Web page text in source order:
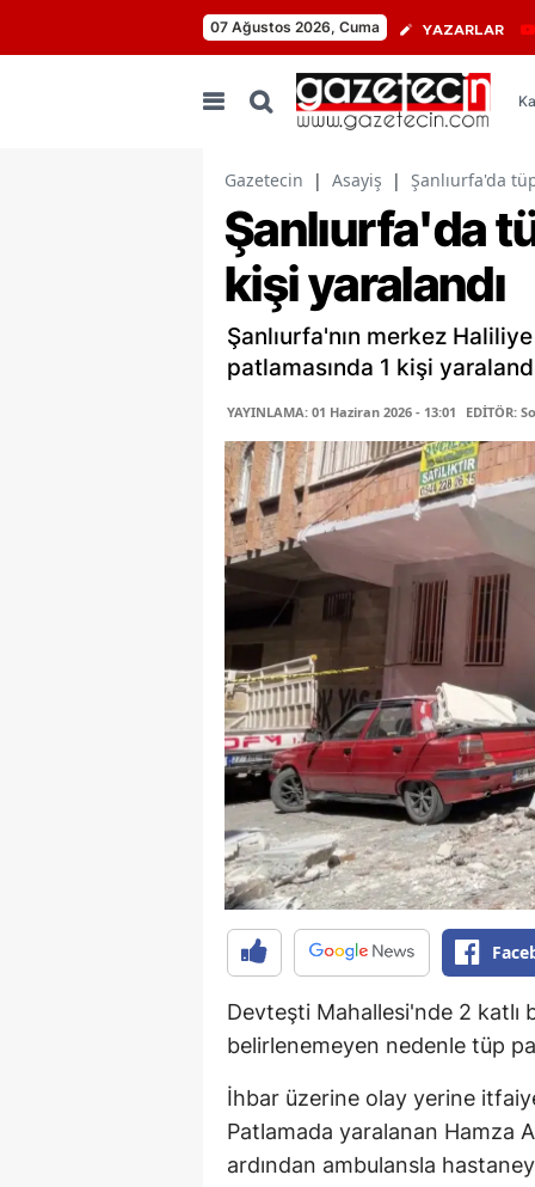
07 Ağustos 2026, Cuma YAZARLAR
Gazetecin | Asayiş | Şanlıurfa'da
Şanlıurfa'da
kişi yaralandı
Şanlıurfa'nın merkez
patlamasında 1 kişi
YAYINLAMA: 01 Haziran 2026 - 13:01 EDİTÖR:
Devteşti Mahallesi'nde 2 katlı
belirlenemeyen nedenle tüp
İhbar üzerine olay yerine
Patlamada yaralanan Hamza
ardından ambulansla